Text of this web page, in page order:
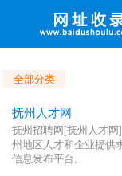
全部分类
抚州人才网
抚州招聘网[抚州人才
州地区人才和企业提供
信息发布平台。